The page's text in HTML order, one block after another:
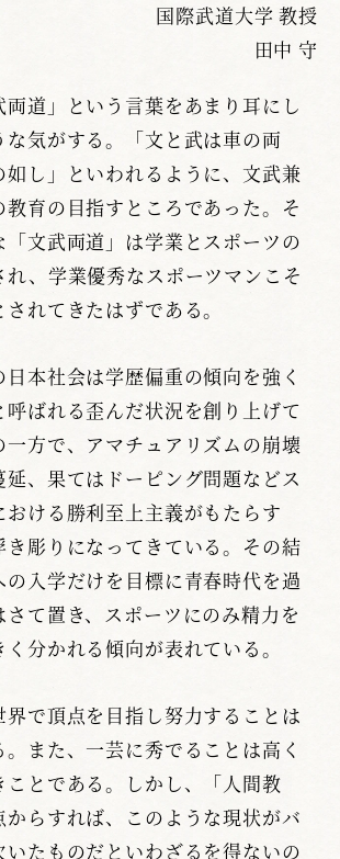
国際武道大学 教授
田中 守
道」という言葉をあまり耳にし
気がする。「文と武は車の両
し」といわれるように、文武兼
育の目指すところであった。そ
「文武両道」は学業とスポーツの
、学業優秀なスポーツマンこそ
れてきたはずである。
本社会は学歴偏重の傾向を強く
呼ばれる歪んだ状況を創り上げて
一方で、アマチュアリズムの崩壊
延、果てはドーピング問題などス
おける勝利至上主義がもたらす
彫りになってきている。その結
入学だけを目標に青春時代を過
さて置き、スポーツにのみ精力を
分かれる傾向が表れている。
で頂点を目指し努力することは
また、一芸に秀でることは高く
とである。しかし、「人間教
らすれば、このような現状がバ
いたものだといわざるを得ないの